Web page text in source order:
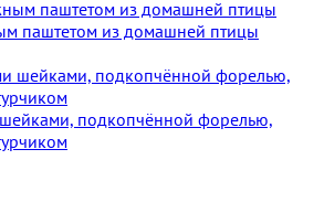
паштетом из домашней птицы
подкопчённой форелью,